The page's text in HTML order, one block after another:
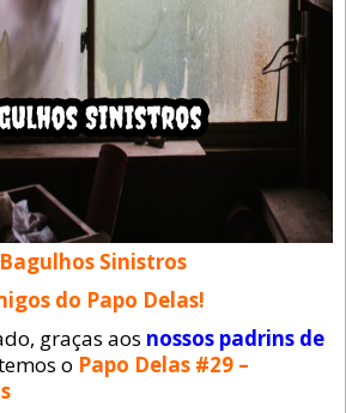
Sinistros
do Papo Delas!
graças aos nossos padrins de
o Papo Delas #29 –